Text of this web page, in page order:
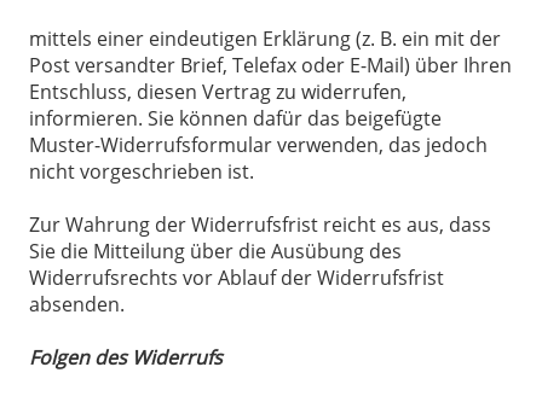
mittels einer eindeutigen Erklärung (z. B. ein mit der
Post versandter Brief, Telefax oder E-Mail) über Ihren
Entschluss, diesen Vertrag zu widerrufen,
informieren. Sie können dafür das beigefügte
Muster-Widerrufsformular verwenden, das jedoch
nicht vorgeschrieben ist.
Zur Wahrung der Widerrufsfrist reicht es aus, dass
Sie die Mitteilung über die Ausübung des
Widerrufsrechts vor Ablauf der Widerrufsfrist
absenden.
Folgen des Widerrufs